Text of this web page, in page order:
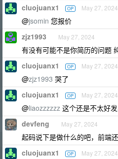
cluojuanx1 OP May 27, 2024
@jsomin 您报价
zjz1993 May 27, 2024
有没有可能不是你简历的问题
cluojuanx1 OP May 27, 2024
@zjz1993 哭了
cluojuanx1 OP May 27, 2024
@liaozzzzzz 这个还是不太好
devfeng May 27, 2024
起码说下是做什么的吧，前端
cluojuanx1 OP May 27, 2024